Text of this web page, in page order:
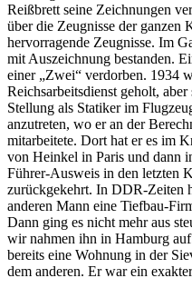
Reißbrett seine Zeichnungen
über die Zeugnisse der ganzen
hervorragende Zeugnisse. Im
mit Auszeichnung bestanden.
einer
Zwei
verdorben. 1934
Reichsarbeitsdienst geholt,
Stellung als Statiker im
anzutreten, wo er an der
mitarbeitete. Dort hat er es im
von Heinkel in Paris und dann
Führer-Ausweis in den letzten
zurückgekehrt. In DDR-Zeiten
anderen Mann eine Tiefbau-
Dann ging es nicht mehr aus
wir nahmen ihn in Hamburg
bereits eine Wohnung in der
dem anderen. Er war ein